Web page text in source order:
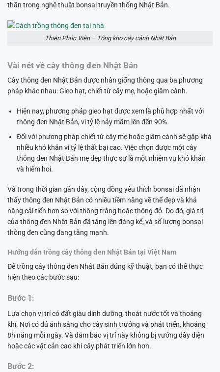
thần trong nghệ thuật bonsai truyền thống Nhật Bản.
Thiên Phúc Viên – Tổng kho cây cảnh Nhật Bản
Vài nét về cây thông đen Nhật Bản
Cây thông đen Nhật Bản được nhân giống thông qua ba phương
pháp khác nhau: Gieo hạt, chiết từ cây mẹ, hoặc giâm cành.
Hiện nay, phương pháp gieo hạt được xem là phù hợp nhất với
thông đen Nhật Bản, vì tỷ lệ nảy mầm lên đến 90%.
Đối với phương pháp chiết từ cây mẹ hoặc giâm cành sẽ gặp khá
nhiều khó khăn vì tỷ lệ thất bại cao. Việc chọn được một cây
thông đen Nhật Bản mẹ đẹp thực sự là một nhiệm vụ khó khăn
và hiếm hoi.
Và trong thời gian gần đây, cộng đồng yêu thích bonsai đã nhận
thấy thông đen Nhật Bản có nhiều tiềm năng về thế đẹp và khả
năng cải tiến hơn so với thông trắng hoặc thông đỏ. Do đó, giá trị
của thông đen Nhật Bản đã tăng lên đáng kể, và số lượng bonsai
thông đen cũng đang tăng mạnh.
Hướng dẫn trồng cây thông đen Nhật Bản tại Việt Nam
Để trồng cây thông đen Nhật Bản đúng kỹ thuật, bạn có thể thực
hiện theo các bước sau:
Bước 1:
Lựa chọn vị trí có đất giàu dinh dưỡng, thoát nước tốt và thoáng
khí. Nơi có đủ ánh sáng cho cây sinh trưởng và phát triển, khoảng
8h nắng mỗi ngày. Và đảm bảo vị trí này không bị vướng dây điện
hoặc các vật cản cao khi cây phát triển lớn hơn.
Bước 2: